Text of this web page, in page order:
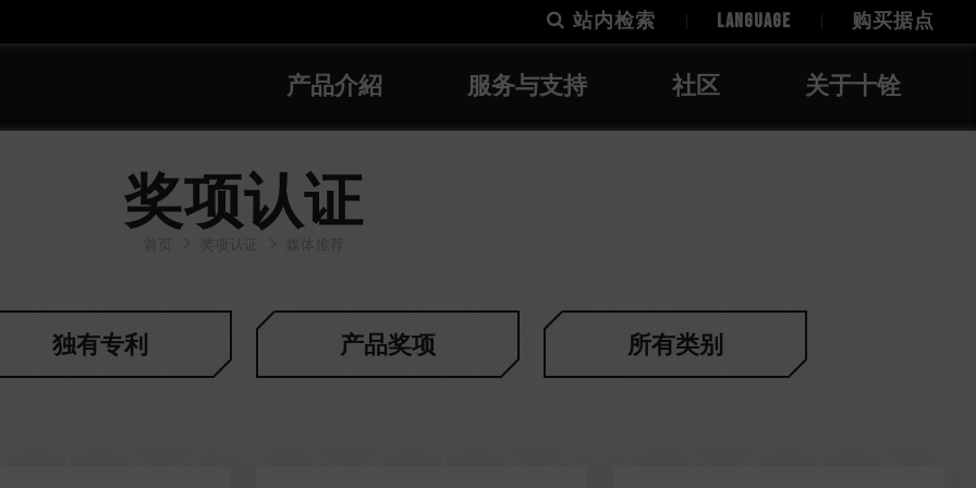
站内检索 LANGUAGE 购买据点
产品介紹 服务与支持 社区 关于十铨
奖项认证
奖项认证
独有专利 产品奖项 所有类别